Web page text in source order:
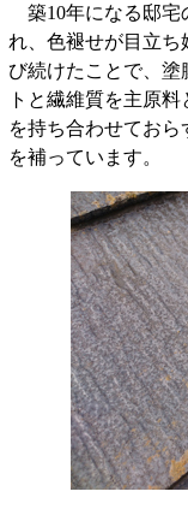
築10年になる邸宅
れ、色褪せが目立ち
び続けたことで、
トと繊維質を主原
を持ち合わせてお
を補っています。